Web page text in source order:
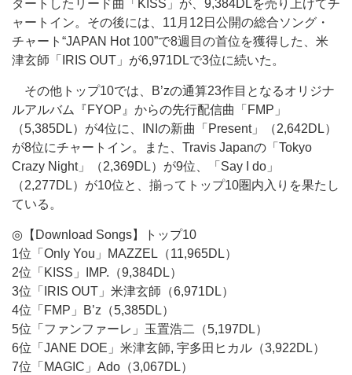
タートしたリード曲「KISS」が、9,384DLを売り上げてチ
ャートイン。その後には、11月12日公開の総合ソング・
チャート“JAPAN Hot 100”で8週目の首位を獲得した、米
津玄師「IRIS OUT」が6,971DLで3位に続いた。
その他トップ10では、B’zの通算23作目となるオリジナ
ルアルバム『FYOP』からの先行配信曲「FMP」
（5,385DL）が4位に、INIの新曲「Present」（2,642DL）
が8位にチャートイン。また、Travis Japanの「Tokyo
Crazy Night」（2,369DL）が9位、「Say I do」
（2,277DL）が10位と、揃ってトップ10圏内入りを果たし
ている。
◎【Download Songs】トップ10
1位「Only You」MAZZEL（11,965DL）
2位「KISS」IMP.（9,384DL）
3位「IRIS OUT」米津玄師（6,971DL）
4位「FMP」B’z（5,385DL）
5位「ファンファーレ」玉置浩二（5,197DL）
6位「JANE DOE」米津玄師, 宇多田ヒカル（3,922DL）
7位「MAGIC」Ado（3,067DL）